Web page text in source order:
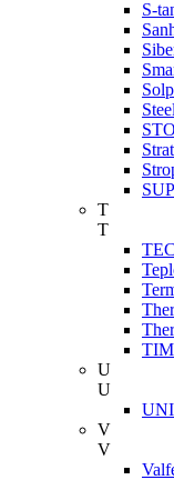
S-
T
T
TIM
U
U
V
V